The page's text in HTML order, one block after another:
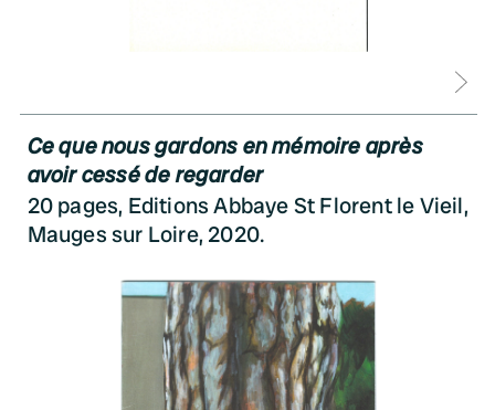
Ce que nous gardons en mémoire après
avoir cessé de regarder
20 pages, Editions Abbaye St Florent le Vieil,
Mauges sur Loire, 2020.